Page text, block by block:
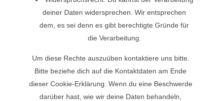
deiner Daten widersprechen. Wir entsprechen
dem, es sei denn es gibt berechtigte Gründe für
die Verarbeitung.
Um diese Rechte auszuüben kontaktiere uns bitte.
Bitte beziehe dich auf die Kontaktdaten am Ende
dieser Cookie-Erklärung. Wenn du eine Beschwerde
darüber hast, wie wir deine Daten behandeln,